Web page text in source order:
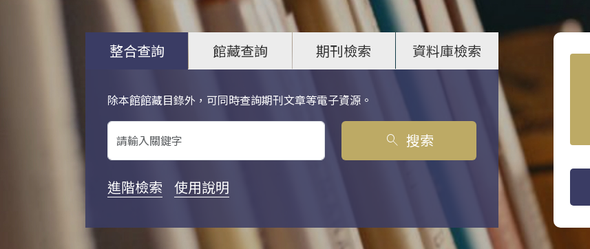
整合查詢 館藏查詢 期刊檢索 資料庫檢索
除本館館藏目錄外，可同時查詢期刊文章等電子資源。
關鍵字搜尋
search 搜索
進階檢索 使用說明